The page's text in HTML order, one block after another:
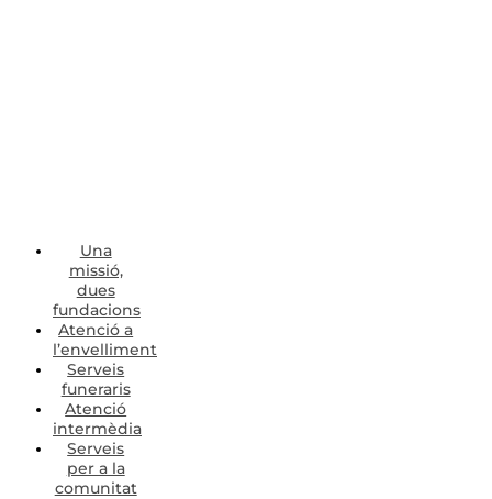
Una
missió,
dues
fundacions
Atenció a
l’envelliment
Serveis
funeraris
Atenció
intermèdia
Serveis
per a la
comunitat